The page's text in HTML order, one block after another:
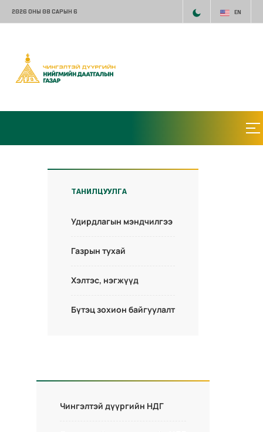
2026 ОНЫ 08 САРЫН 6 EN
ТАНИЛЦУУЛГА
Удирдлагын мэндчилгээ
Газрын тухай
Хэлтэс, нэгжүүд
Бүтэц зохион байгуулалт
Чингэлтэй дүүргийн НДГ